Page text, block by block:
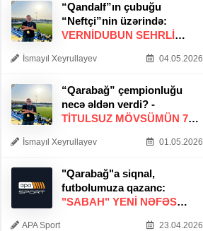
“Qandalf”ın çubuğu
“Neftçi”nin üzərində:
VERNİDUBUN SEHRLİ
İsmayıl Xeyrullayev 04.05.2026
“Qarabağ” çempionluğu
necə əldən verdi? -
TITULSUZ MÖVSÜMÜN 7
İsmayıl Xeyrullayev 01.05.2026
"Qarabağ"a siqnal,
futbolumuza qazanc:
"SABAH" YENI NƏFƏS
APA Sport 23.04.2026